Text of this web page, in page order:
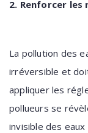
2. Renforcer
La pollution des
irréversible et
appliquer les
pollueurs se
invisible des